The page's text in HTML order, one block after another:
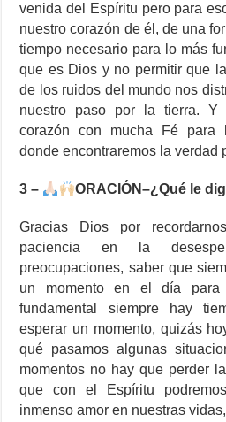
venida del Espíritu pero para
nuestro corazón de él, de una
tiempo necesario para lo más
que es Dios y no permitir que
de los ruidos del mundo nos
nuestro paso por la tierra.
corazón con mucha Fé para
donde encontraremos la verdad
3 – ORACIÓN–¿Qué le
Gracias Dios por
paciencia en la
preocupaciones, saber que
un momento en el día
fundamental siempre hay
esperar un momento, quizás
qué pasamos algunas
momentos no hay que perder
que con el Espíritu
inmenso amor en nuestras